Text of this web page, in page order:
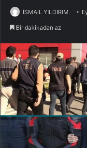
İSMAİL YILDIRIM
Bir dakikadan az